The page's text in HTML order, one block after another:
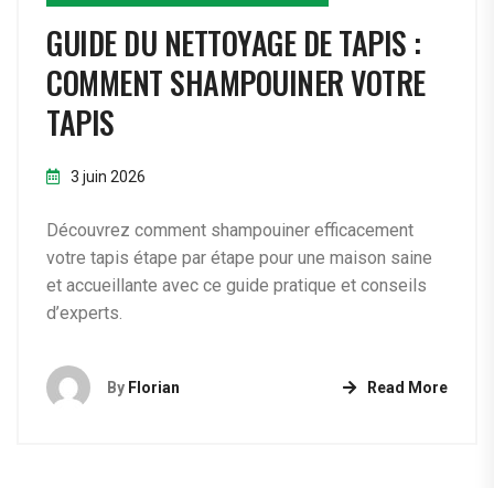
GUIDE DU NETTOYAGE DE TAPIS :
COMMENT SHAMPOUINER VOTRE
TAPIS
3 juin 2026
Découvrez comment shampouiner efficacement
votre tapis étape par étape pour une maison saine
et accueillante avec ce guide pratique et conseils
d’experts.
By Florian Read More